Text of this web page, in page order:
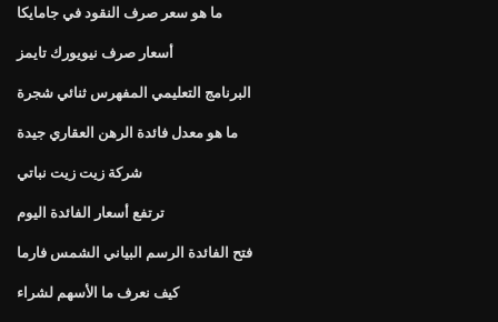
ما هو سعر صرف النقود في جامايكا
أسعار صرف نيويورك تايمز
البرنامج التعليمي المفهرس ثنائي شجرة
ما هو معدل فائدة الرهن العقاري جيدة
شركة زيت زيت نباتي
ترتفع أسعار الفائدة اليوم
فتح الفائدة الرسم البياني الشمس فارما
كيف نعرف ما الأسهم لشراء